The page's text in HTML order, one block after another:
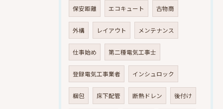
保安距離 エコキュート 古物商
外構 レイアウト メンテナンス
仕事始め 第二種電気工事士
登録電気工事業者 インシュロック
梱包 床下配管 断熱ドレン 後付け